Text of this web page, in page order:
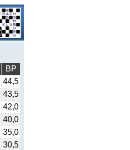
BP
44,5
43,5
42,0
40,0
35,0
30,5